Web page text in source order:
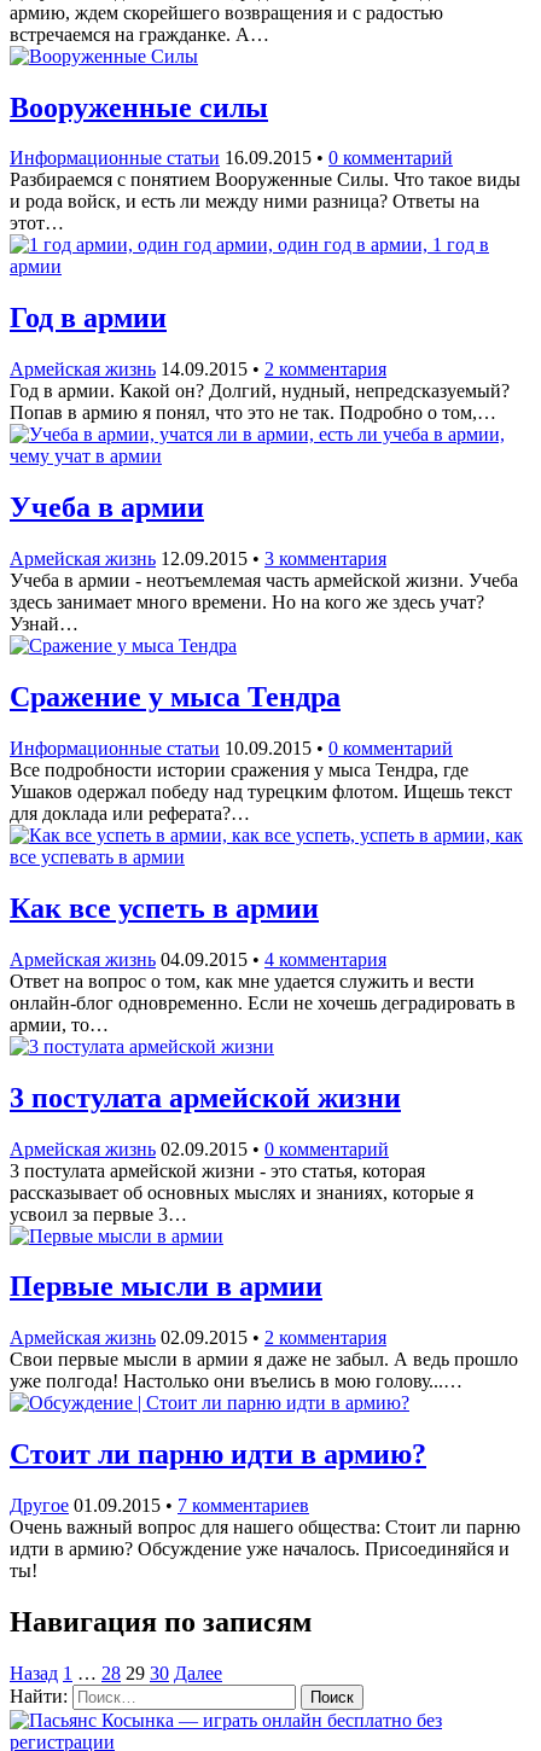
армию, ждем скорейшего возвращения и с радостью
встречаемся на гражданке. А…
Вооруженные силы
Информационные статьи 16.09.2015 • 0 комментарий
Разбираемся с понятием Вооруженные Силы. Что такое виды
и рода войск, и есть ли между ними разница? Ответы на
этот…
Год в армии
Армейская жизнь 14.09.2015 • 2 комментария
Год в армии. Какой он? Долгий, нудный, непредсказуемый?
Попав в армию я понял, что это не так. Подробно о том,…
Учеба в армии
Армейская жизнь 12.09.2015 • 3 комментария
Учеба в армии - неотъемлемая часть армейской жизни. Учеба
здесь занимает много времени. Но на кого же здесь учат?
Узнай…
Сражение у мыса Тендра
Информационные статьи 10.09.2015 • 0 комментарий
Все подробности истории сражения у мыса Тендра, где
Ушаков одержал победу над турецким флотом. Ищешь текст
для доклада или реферата?…
Как все успеть в армии
Армейская жизнь 04.09.2015 • 4 комментария
Ответ на вопрос о том, как мне удается служить и вести
онлайн-блог одновременно. Если не хочешь деградировать в
армии, то…
3 постулата армейской жизни
Армейская жизнь 02.09.2015 • 0 комментарий
3 постулата армейской жизни - это статья, которая
рассказывает об основных мыслях и знаниях, которые я
усвоил за первые 3…
Первые мысли в армии
Армейская жизнь 02.09.2015 • 2 комментария
Свои первые мысли в армии я даже не забыл. А ведь прошло
уже полгода! Настолько они въелись в мою голову...…
Стоит ли парню идти в армию?
Другое 01.09.2015 • 7 комментариев
Очень важный вопрос для нашего общества: Стоит ли парню
идти в армию? Обсуждение уже началось. Присоединяйся и
ты!
Навигация по записям
Назад 1 … 28 29 30 Далее
Найти: